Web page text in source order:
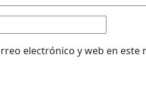
electrónico y web en